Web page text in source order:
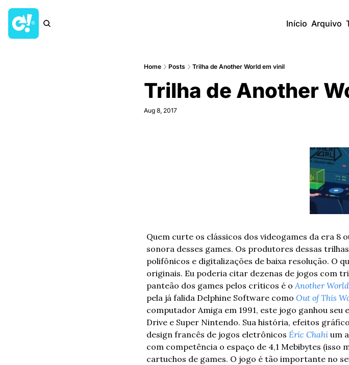
Início Arquivo
Home Posts Trilha de Another World em vinil
Trilha de Another
Aug 8, 2017
Quem curte os clássicos dos videogames da era 8
sonora desses games. Os produtores dessas
polifônicos e digitalizações de baixa resolução. O
originais. Eu poderia citar dezenas de jogos com
panteão dos games pelos críticos é o Another World
pela já falida Delphine Software como Out of This
computador Amiga em 1991, este jogo ganhou seu
Drive e Super Nintendo. Sua história, efeitos
design francês de jogos eletrônicos Éric Chahi um
com competência o espaço de 4,1 Mebibytes (isso
cartuchos de games. O jogo é tão importante no